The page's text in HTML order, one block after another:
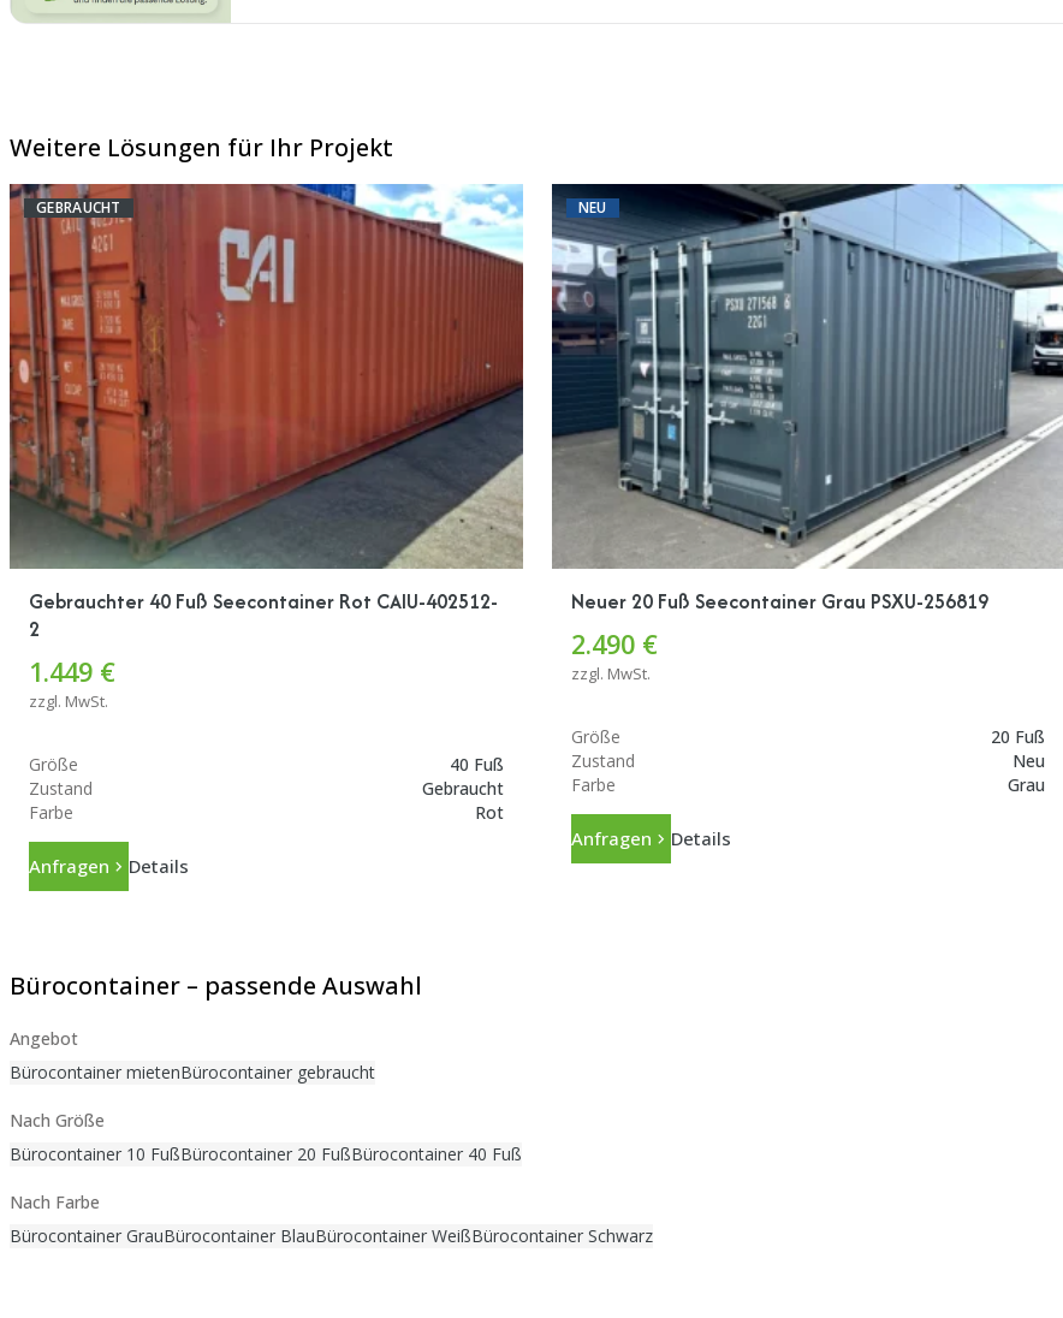
Weitere Lösungen für Ihr Projekt
GEBRAUCHT
Gebrauchter 40 Fuß Seecontainer Rot CAIU-402512-
2
1.449 €
zzgl. MwSt.
Größe
40 Fuß
Zustand
Gebraucht
Farbe
Rot
Anfragen Details
NEU
Neuer 20 Fuß Seecontainer Grau PSXU-256819
2.490 €
zzgl. MwSt.
Größe
20 Fuß
Zustand
Neu
Farbe
Grau
Anfragen Details
Bürocontainer – passende Auswahl
Angebot
Bürocontainer mietenBürocontainer gebraucht
Nach Größe
Bürocontainer 10 FußBürocontainer 20 FußBürocontainer 40 Fuß
Nach Farbe
Bürocontainer GrauBürocontainer BlauBürocontainer WeißBürocontainer Schwarz